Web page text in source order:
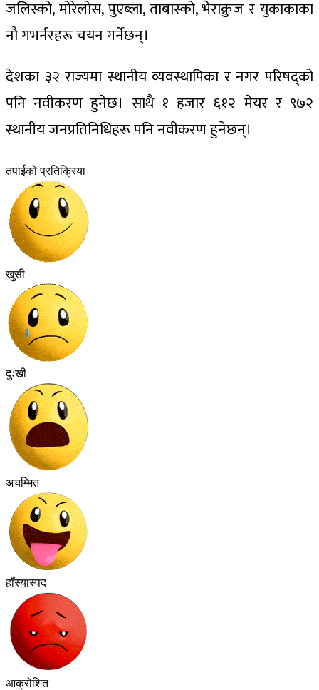
जलिस्को, मोरेलोस, पुएब्ला, ताबास्को, भेराक्रुज र युकाकाका
नौ गभर्नरहरू चयन गर्नेछन्।
देशका ३२ राज्यमा स्थानीय व्यवस्थापिका र नगर परिषद्को
पनि नवीकरण हुनेछ। साथै १ हजार ६१२ मेयर र ९७२
स्थानीय जनप्रतिनिधिहरू पनि नवीकरण हुनेछन्।
तपाईको प्रतिक्रिया
खुसी
दुःखी
अचम्मित
हाँस्यास्पद
आक्रोशित